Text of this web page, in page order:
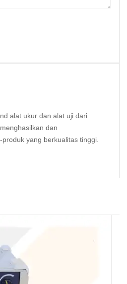
alat ukur dan alat uji dari
dan
yang berkualitas tinggi.